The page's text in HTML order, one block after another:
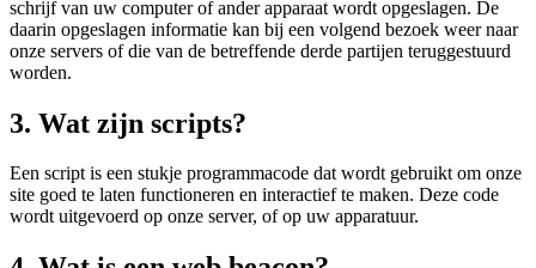
schrijf van uw computer of ander apparaat wordt opgeslagen. De
daarin opgeslagen informatie kan bij een volgend bezoek weer naar
onze servers of die van de betreffende derde partijen teruggestuurd
worden.
3. Wat zijn scripts?
Een script is een stukje programmacode dat wordt gebruikt om onze
site goed te laten functioneren en interactief te maken. Deze code
wordt uitgevoerd op onze server, of op uw apparatuur.